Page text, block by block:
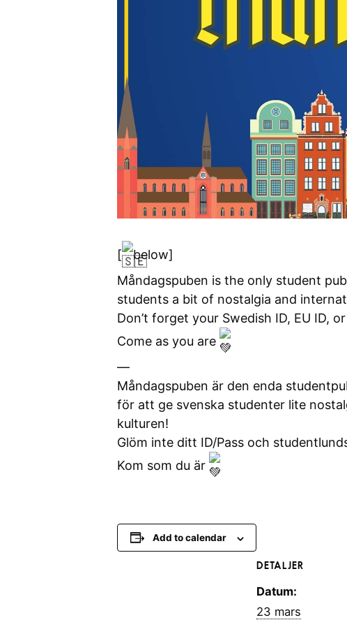
[
below]
Måndagspuben is the only student
students a bit of nostalgia and
Don’t forget your Swedish ID, EU ID,
Come as you are
—
Måndagspuben är den enda
för att ge svenska studenter lite
kulturen!
Glöm inte ditt ID/Pass och
Kom som du är
Add to calendar
DETALJER
Datum:
23 mars